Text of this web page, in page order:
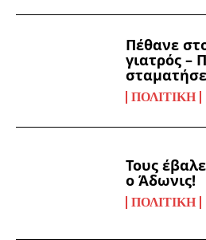
Πέθανε
γιατρός –
ΠΟΛΙΤΙΚΉ
Τους
ο Άδωνις!
ΠΟΛΙΤΙΚΉ